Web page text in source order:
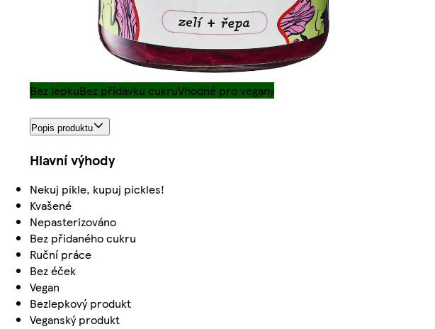
Bez lepkuBez přídavku cukruVhodné pro vegany
Popis produktu
Hlavní výhody
Nekuj pikle, kupuj pickles!
Kvašené
Nepasterizováno
Bez přidaného cukru
Ruční práce
Bez éček
Vegan
Bezlepkový produkt
Veganský produkt